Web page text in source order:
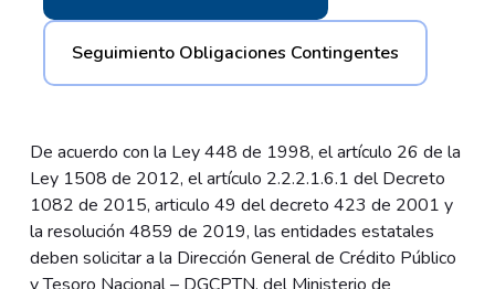
Seguimiento Obligaciones Contingentes
De acuerdo con la Ley 448 de 1998, el artículo 26 de la
Ley 1508 de 2012, el artículo 2.2.2.1.6.1 del Decreto
1082 de 2015, articulo 49 del decreto 423 de 2001 y
la resolución 4859 de 2019, las entidades estatales
deben solicitar a la Dirección General de Crédito Público